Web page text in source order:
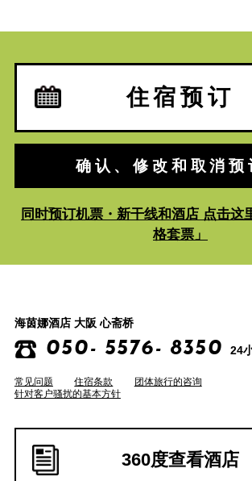
住宿预订
确认、修改和取消预
同时预订机票・新干线和酒店 点击这
格套票」
海茵娜酒店 大阪 心斋桥
050- 5576- 835024
常见问题 住宿条款
团体旅行的咨询
针对客户骚扰的基本方针
360度查看酒店